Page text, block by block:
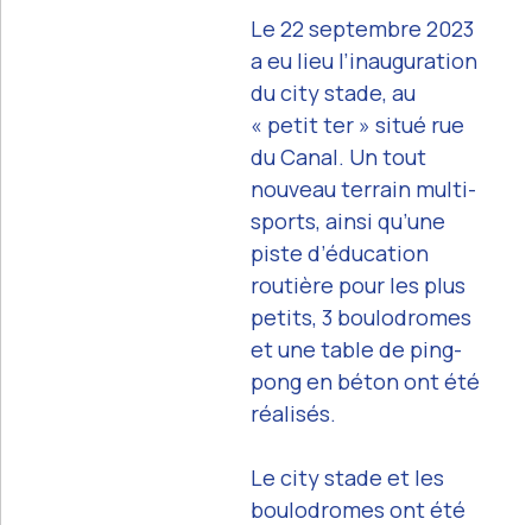
Le 22 septembre 2023
a eu lieu l’inauguration
du city stade, au
« petit ter » situé rue
du Canal. Un tout
nouveau terrain multi-
sports, ainsi qu’une
piste d’éducation
routière pour les plus
petits, 3 boulodromes
et une table de ping-
pong en béton ont été
réalisés.
Le city stade et les
boulodromes ont été